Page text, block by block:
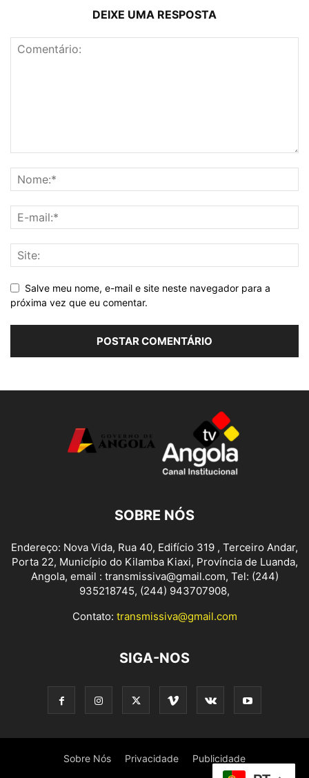
DEIXE UMA RESPOSTA
Salve meu nome, e-mail e site neste navegador para a
próxima vez que eu comentar.
SOBRE NÓS
Endereço: Nova Vida, Rua 40, Edifício 319 , Terceiro Andar,
Porta 22, Município do Kilamba Kiaxi, Província de Luanda,
Angola, email : transmissiva@gmail.com, Tel: (244)
935218745, (244) 943707908,
Contato: transmissiva@gmail.com
SIGA-NOS
Sobre Nós Privacidade Publicidade